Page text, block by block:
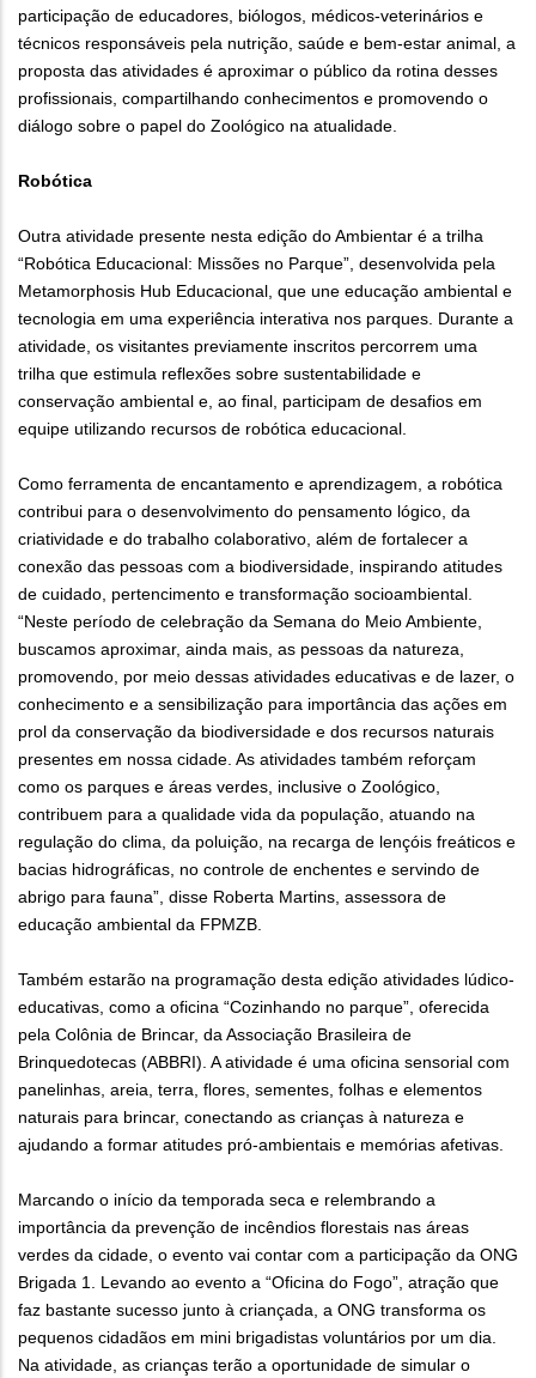
participação de educadores, biólogos, médicos-veterinários e
técnicos responsáveis pela nutrição, saúde e bem-estar animal, a
proposta das atividades é aproximar o público da rotina desses
profissionais, compartilhando conhecimentos e promovendo o
diálogo sobre o papel do Zoológico na atualidade.
Robótica
Outra atividade presente nesta edição do Ambientar é a trilha
“Robótica Educacional: Missões no Parque”, desenvolvida pela
Metamorphosis Hub Educacional, que une educação ambiental e
tecnologia em uma experiência interativa nos parques. Durante a
atividade, os visitantes previamente inscritos percorrem uma
trilha que estimula reflexões sobre sustentabilidade e
conservação ambiental e, ao final, participam de desafios em
equipe utilizando recursos de robótica educacional.
Como ferramenta de encantamento e aprendizagem, a robótica
contribui para o desenvolvimento do pensamento lógico, da
criatividade e do trabalho colaborativo, além de fortalecer a
conexão das pessoas com a biodiversidade, inspirando atitudes
de cuidado, pertencimento e transformação socioambiental.
“Neste período de celebração da Semana do Meio Ambiente,
buscamos aproximar, ainda mais, as pessoas da natureza,
promovendo, por meio dessas atividades educativas e de lazer, o
conhecimento e a sensibilização para importância das ações em
prol da conservação da biodiversidade e dos recursos naturais
presentes em nossa cidade. As atividades também reforçam
como os parques e áreas verdes, inclusive o Zoológico,
contribuem para a qualidade vida da população, atuando na
regulação do clima, da poluição, na recarga de lençóis freáticos e
bacias hidrográficas, no controle de enchentes e servindo de
abrigo para fauna”, disse Roberta Martins, assessora de
educação ambiental da FPMZB.
Também estarão na programação desta edição atividades lúdico-
educativas, como a oficina “Cozinhando no parque”, oferecida
pela Colônia de Brincar, da Associação Brasileira de
Brinquedotecas (ABBRI). A atividade é uma oficina sensorial com
panelinhas, areia, terra, flores, sementes, folhas e elementos
naturais para brincar, conectando as crianças à natureza e
ajudando a formar atitudes pró-ambientais e memórias afetivas.
Marcando o início da temporada seca e relembrando a
importância da prevenção de incêndios florestais nas áreas
verdes da cidade, o evento vai contar com a participação da ONG
Brigada 1. Levando ao evento a “Oficina do Fogo”, atração que
faz bastante sucesso junto à criançada, a ONG transforma os
pequenos cidadãos em mini brigadistas voluntários por um dia.
Na atividade, as crianças terão a oportunidade de simular o